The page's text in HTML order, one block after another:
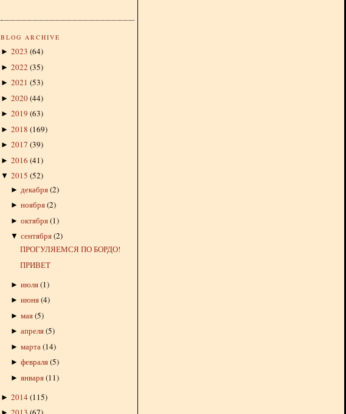
BLOG ARCHIVE
► 2023 (64)
► 2022 (35)
► 2021 (53)
► 2020(44)
► 2019 (63)
► 2018 (169)
► 2017 (39)
► 2016 (41)
▼ 2015 (52)
► декабря(2)
► ноября(2)
► октября(1)
▼ сентября(2)
ПРОГУЛЯЕМСЯ ПО БОРДО!
ПРИВЕТ
► июля(1)
► июня(4)
► мая(5)
► апреля(5)
► марта(14)
► февраля(5)
► января(11)
► 2014 (115)